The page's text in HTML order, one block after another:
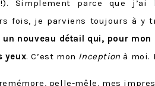
Simplement parce que j’ai
fois, je parviens toujours à y
nouveau détail qui, pour
yeux. C’est mon Inception à moi.
pelle-mêle, mes